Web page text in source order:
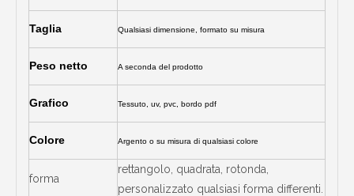
Taglia Qualsiasi dimensione, formato su misura
Peso netto A seconda del prodotto
Grafico Tessuto, uv, pvc, bordo pdf
Colore Argento o su misura di qualsiasi colore
forma
rettangolo, quadrata, rotonda,
personalizzato qualsiasi forma differenti.